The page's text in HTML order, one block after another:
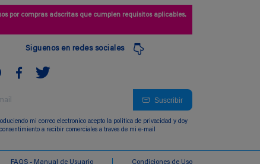
por compras adscritas que cumplen requisitos aplicables.
Siguenos en redes sociales
Suscribir
mi correo electronico acepto la politica de privacidad y doy
a recibir comerciales a traves de mi e-mail
FAQS - Manual de Usuario Condiciones de Uso